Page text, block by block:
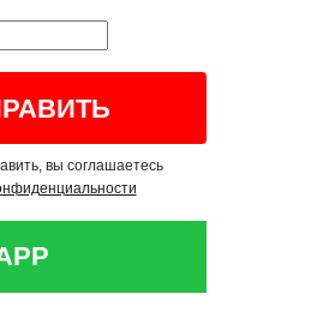
вы соглашаетесь